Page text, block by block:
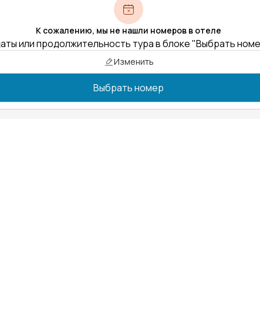
К сожалению, мы не нашли номеров в отеле
или продолжительность тура в блоке "Выбрать
Изменить
Выбрать номер